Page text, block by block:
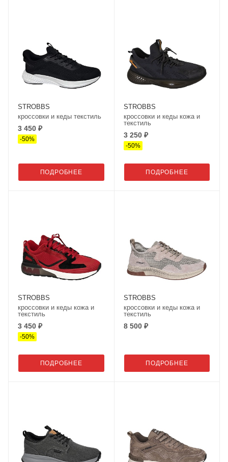
STROBBS
кроссовки и кеды текстиль
3 450 ₽
-50%
ПОДРОБНЕЕ
STROBBS
кроссовки и кеды кожа и
текстиль
3 250 ₽
-50%
ПОДРОБНЕЕ
STROBBS
кроссовки и кеды кожа и
текстиль
3 450 ₽
-50%
ПОДРОБНЕЕ
STROBBS
кроссовки и кеды кожа и
текстиль
8 500 ₽
ПОДРОБНЕЕ